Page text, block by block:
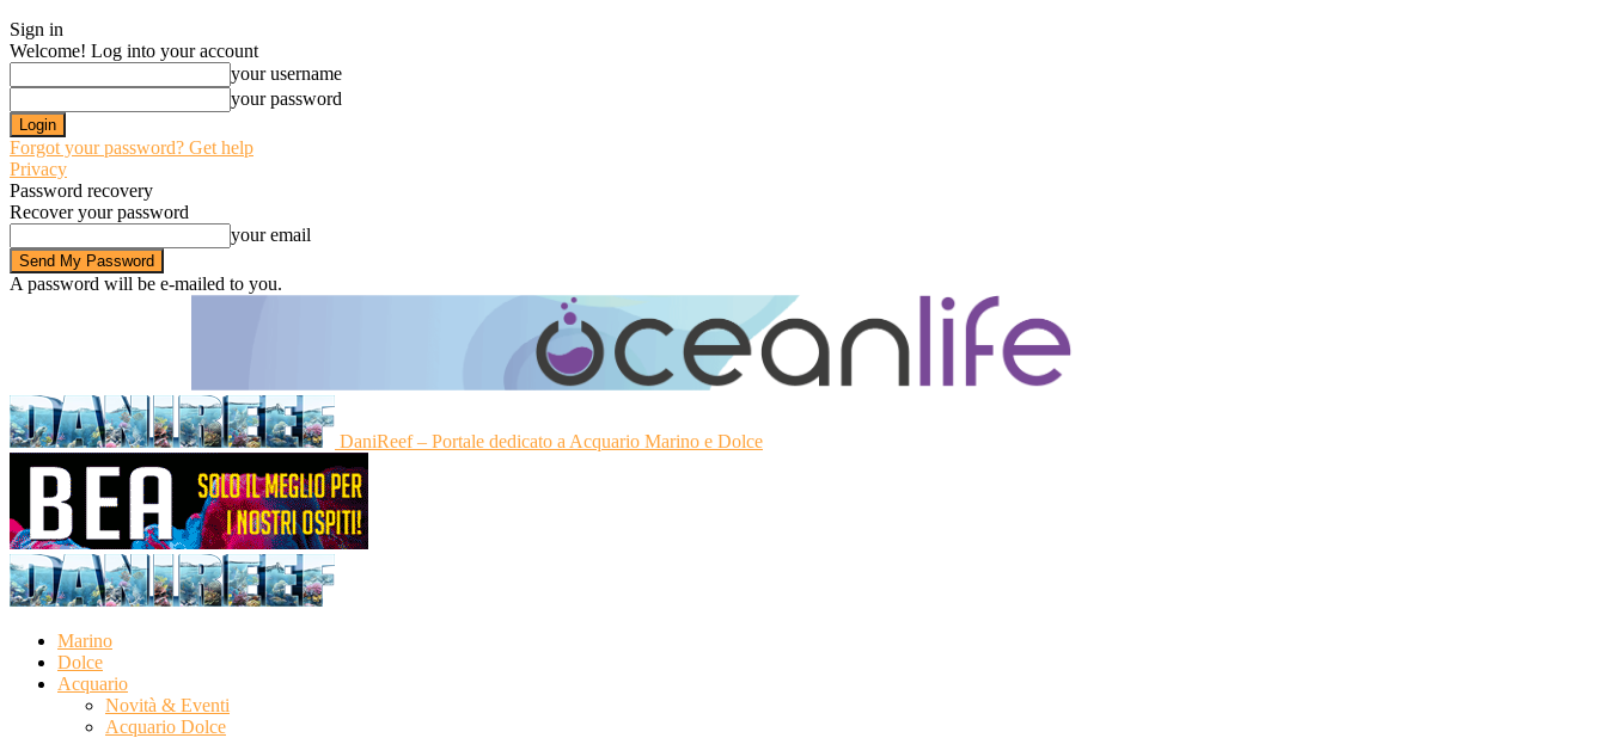
Sign in
Welcome! Log into your account
your username
your password
Forgot your password? Get help
Privacy
Password recovery
Recover your password
your email
A password will be e-mailed to you.
DaniReef – Portale dedicato a Acquario Marino e Dolce
Marino
Dolce
Acquario
Novità & Eventi
Acquario Dolce